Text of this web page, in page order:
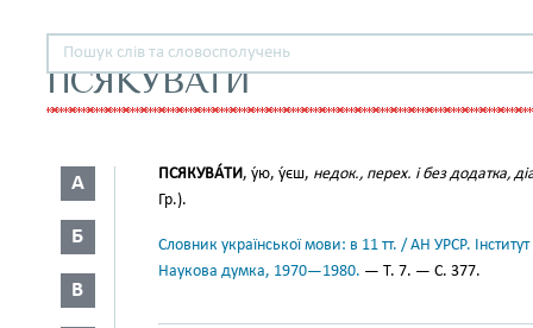
ПСЯКУВАТИ
А
Б
В
ПСЯКУВА́ТИ, у́ю, у́єш, недок., перех. і без додатка,
Гр.).
Словник української мови: в 11 тт. / АН УРСР.
Наукова думка, 1970—1980. — Т. 7. — С. 377.